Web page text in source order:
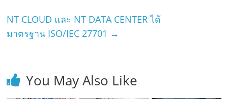
NT CLOUD และ NT DATA CENTER ได้
มาตรฐาน ISO/IEC 27701 →
You May Also Like